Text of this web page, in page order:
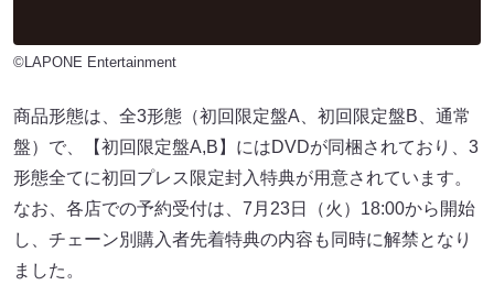
©LAPONE Entertainment
商品形態は、全3形態（初回限定盤A、初回限定盤B、通常
盤）で、【初回限定盤A,B】にはDVDが同梱されており、3
形態全てに初回プレス限定封入特典が用意されています。
なお、各店での予約受付は、7月23日（火）18:00から開始
し、チェーン別購入者先着特典の内容も同時に解禁となり
ました。